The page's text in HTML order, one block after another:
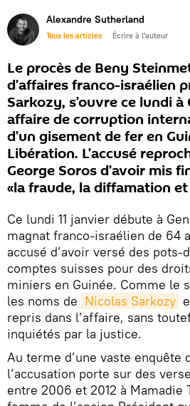
Alexandre Sutherland
Tous les articles Écrire à l'auteur
Le procès de Beny
d’affaires franco-israélien
Sarkozy, s’ouvre ce lundi
affaire de corruption
d’un gisement de fer en
Libération. L’accusé
George Soros d’avoir mis
«la fraude, la diffamation
Ce lundi 11 janvier débute à
magnat franco-israélien de 64
accusé d’avoir versé des pots-
comptes suisses pour des
miniers en Guinée. Comme le
les noms de Nicolas Sarkozy
repris dans l’affaire, sans
inquiétés par la justice.
Au terme d’une vaste enquête
l’accusation porte sur des
entre 2006 et 2012 à Mamadie